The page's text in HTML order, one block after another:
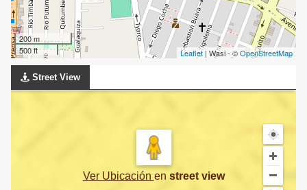
200 m
500 ft
Leaflet| Wasi - ©OpenStreetMap
Street View
Ver Ubicación en street view